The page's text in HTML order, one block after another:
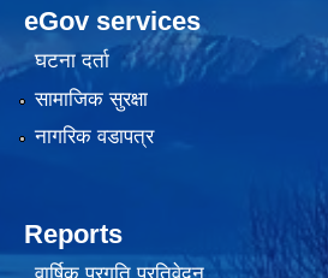
eGov services
घटना दर्ता
सामाजिक सुरक्षा
नागरिक वडापत्र
Reports